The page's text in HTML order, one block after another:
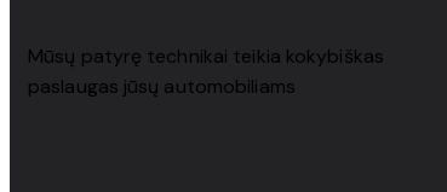
Mūsų patyrę technikai teikia kokybiškas
paslaugas jūsų automobiliams